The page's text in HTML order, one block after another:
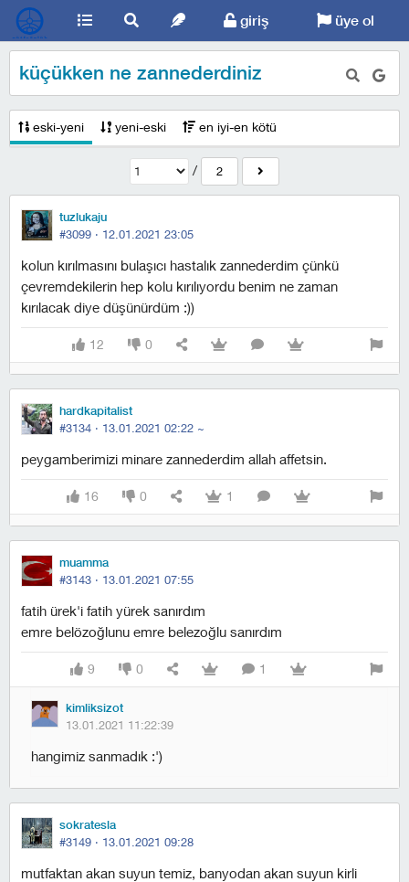
giriş üye ol
küçükken ne zannederdiniz
eski-yeni yeni-eski en iyi-en kötü
/ 2
tuzlukaju
#3099 · 12.01.2021 23:05
kolun kırılmasını bulaşıcı hastalık zannederdim çünkü
çevremdekilerin hep kolu kırılıyordu benim ne zaman
kırılacak diye düşünürdüm :))
12 0
hardkapitalist
#3134 · 13.01.2021 02:22 ~
peygamberimizi minare zannederdim allah affetsin.
16 0 1
muamma
#3143 · 13.01.2021 07:55
fatih ürek'i fatih yürek sanırdım
emre belözoğlunu emre belezoğlu sanırdım
9 0 1
kimliksizot
13.01.2021 11:22:39
hangimiz sanmadık :')
sokratesla
#3149 · 13.01.2021 09:28
mutfaktan akan suyun temiz, banyodan akan suyun kirli